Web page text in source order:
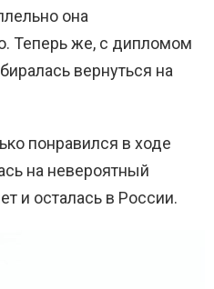
она
Теперь же, с дипломом
вернуться на
понравился в ходе
на невероятный
и осталась в России.